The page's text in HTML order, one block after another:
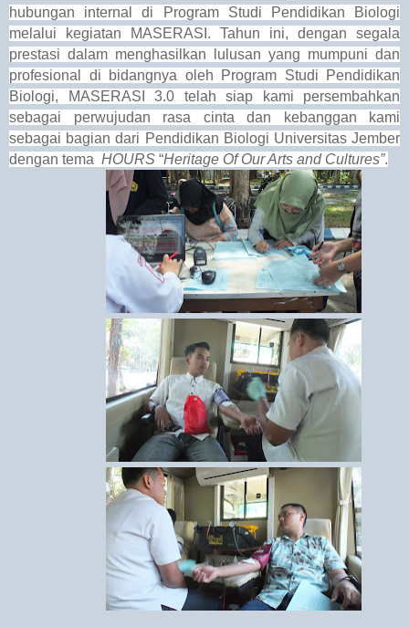
hubungan internal di Program Studi Pendidikan Biologi
melalui kegiatan MASERASI. Tahun ini, dengan segala
prestasi dalam menghasilkan lulusan yang mumpuni dan
profesional di bidangnya oleh Program Studi Pendidikan
Biologi, MASERASI 3.0 telah siap kami persembahkan
sebagai perwujudan rasa cinta dan kebanggan kami
sebagai bagian dari Pendidikan Biologi Universitas Jember
dengan tema HOURS “Heritage Of Our Arts and Cultures”.